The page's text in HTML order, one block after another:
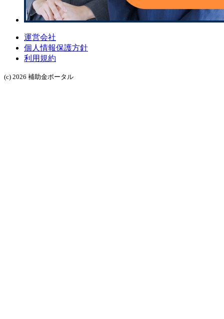
運営会社
個人情報保護方針
利用規約
(c) 2026 補助金ポータル